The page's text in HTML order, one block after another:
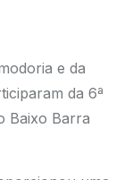
e da
da 6ª
Baixo Barra